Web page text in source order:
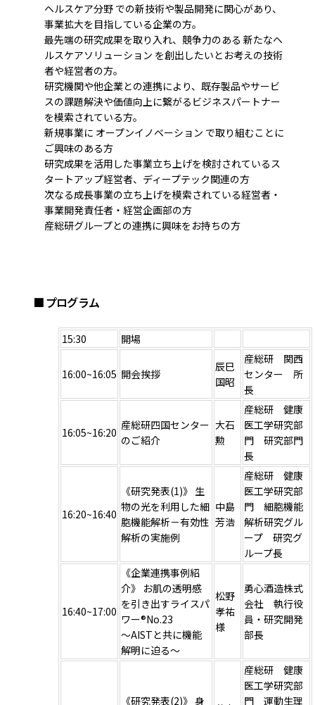
ヘルスケア分野 での新技術や製品開発に関心があり、
事業拡大を目指している企業の方。
最先端の研究成果を取り入れ、競争力のある 新たなヘ
ルスケアソリューション を創出したいとお考えの技術
者や経営者の方。
研究機関や他企業との連携により、既存製品やサービ
スの課題解決や価値向上に繋がるビジネスパートナー
を模索されている方。
新規事業に オープンイノベーション で取り組むことに
ご興味のある方
研究成果を活用した事業立ち上げを検討されているス
タートアップ経営者、ディープテック関連の方
次なる成長事業の立ち上げを模索されている経営者・
事業開発責任者・経営企画部の方
産総研グループとの連携に興味をお持ちの方
■ プログラム
15:30 開場
16:00~16:05 開会挨拶
辰巳
国昭
産総研 関西
センター 所
長
16:05~16:20
産総研四国センター
のご紹介
大石
勲
産総研 健康
医工学研究部
門 研究部門
長
16:20~16:40
《研究発表(1)》 生
物の光を利用した細
胞機能解析－有効性
解析の実施例
中島
芳浩
産総研 健康
医工学研究部
門 細胞機能
解析研究グル
ープ 研究グ
ループ長
16:40~17:00
《企業連携事例紹
介》 お肌の透明感
を引き出すライスパ
ワー®No.23
～AISTと共に機能
解明に迫る～
松野
孝祐
様
勇心酒造株式
会社 執行役
員・研究開発
部長
《研究発表(2)》 身
産総研 健康
医工学研究部
門 運動生理